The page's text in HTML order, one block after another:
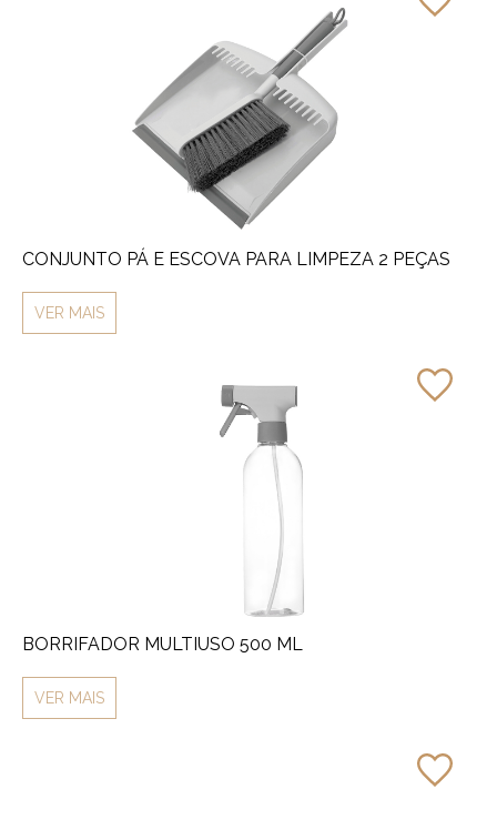
CONJUNTO PÁ E ESCOVA PARA LIMPEZA 2 PEÇAS
VER MAIS
BORRIFADOR MULTIUSO 500 ML
VER MAIS